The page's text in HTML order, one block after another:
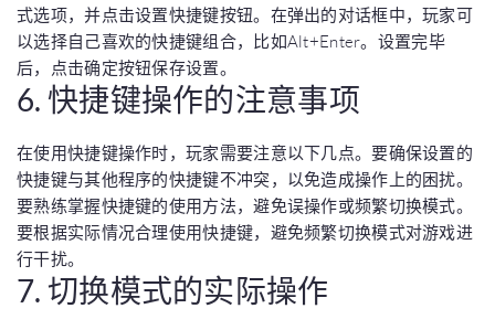
式选项，并点击设置快捷键按钮。在弹出的对话框中，玩家可
以选择自己喜欢的快捷键组合，比如Alt+Enter。设置完毕
后，点击确定按钮保存设置。
6. 快捷键操作的注意事项
在使用快捷键操作时，玩家需要注意以下几点。要确保设置的
快捷键与其他程序的快捷键不冲突，以免造成操作上的困扰。
要熟练掌握快捷键的使用方法，避免误操作或频繁切换模式。
要根据实际情况合理使用快捷键，避免频繁切换模式对游戏进
行干扰。
7. 切换模式的实际操作